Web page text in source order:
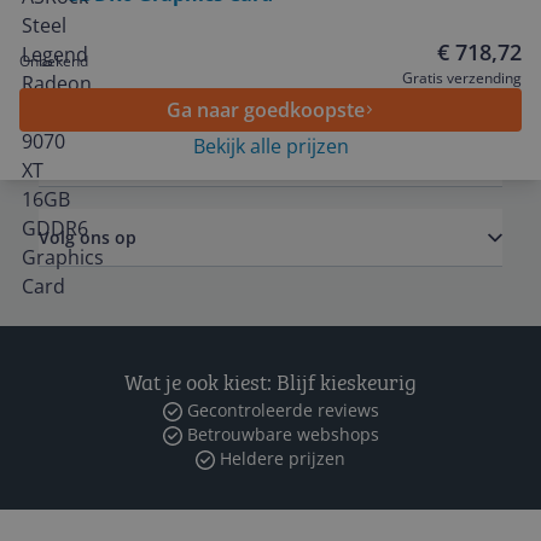
Onbekend € 718,72
Gratis verzending
Ga naar goedkoopste
Bekijk alle prijzen
Algemeen
Volg ons op
Wat je ook kiest: Blijf kieskeurig
Gecontroleerde reviews
Betrouwbare webshops
Heldere prijzen